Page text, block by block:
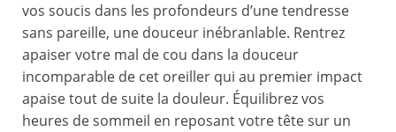
vos soucis dans les profondeurs d’une tendresse
sans pareille, une douceur inébranlable. Rentrez
apaiser votre mal de cou dans la douceur
incomparable de cet oreiller qui au premier impact
apaise tout de suite la douleur. Équilibrez vos
heures de sommeil en reposant votre tête sur un